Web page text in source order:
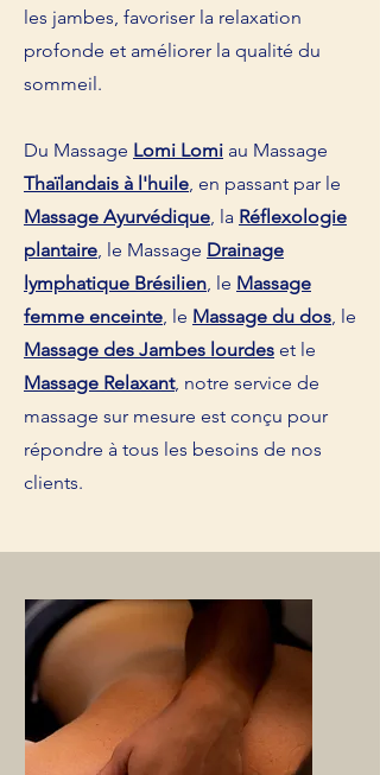
les jambes, favoriser la relaxation
profonde et améliorer la qualité du
sommeil.
Du Massage Lomi Lomi au Massage
Thaïlandais à l'huile, en passant par le
Massage Ayurvédique, la Réflexologie
plantaire, le Massage Drainage
lymphatique Brésilien, le Massage
femme enceinte, le Massage du dos, le
Massage des Jambes lourdes et le
Massage Relaxant, notre service de
massage sur mesure est conçu pour
répondre à tous les besoins de nos
clients.